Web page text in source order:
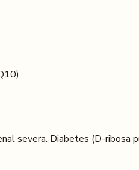
severa. Diabetes (D-ribosa